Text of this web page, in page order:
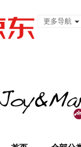
更多导航